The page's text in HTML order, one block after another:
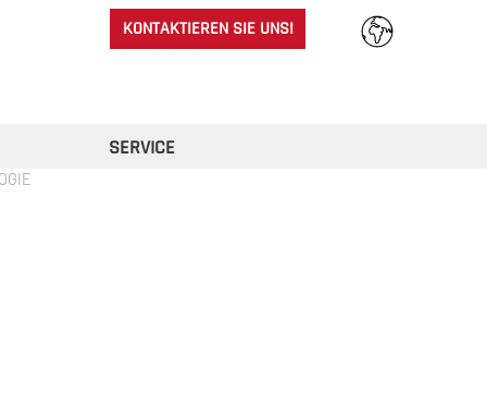
KONTAKTIEREN SIE UNS!
SERVICE